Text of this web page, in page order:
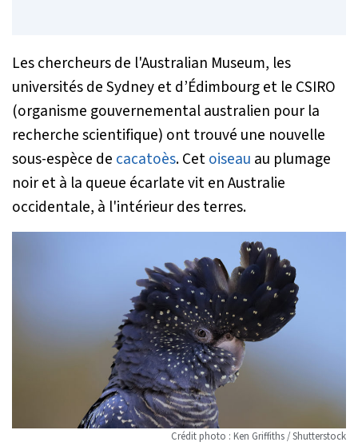
Les chercheurs de l'Australian Museum, les
universités de Sydney et d’Édimbourg et le CSIRO
(organisme gouvernemental australien pour la
recherche scientifique) ont trouvé une nouvelle
sous-espèce de cacatoès. Cetoiseau au plumage
noir et à la queue écarlate vit en Australie
occidentale, à l'intérieur des terres.
Crédit photo : Ken Griffiths / Shutterstock